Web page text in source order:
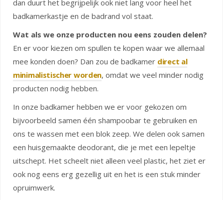
dan duurt het begrijpelijk ook niet lang voor heel het
badkamerkastje en de badrand vol staat.
Wat als we onze producten nou eens zouden delen?
En er voor kiezen om spullen te kopen waar we allemaal
mee konden doen? Dan zou de badkamer direct al
minimalistischer worden, omdat we veel minder nodig
producten nodig hebben.
In onze badkamer hebben we er voor gekozen om
bijvoorbeeld samen één shampoobar te gebruiken en
ons te wassen met een blok zeep. We delen ook samen
een huisgemaakte deodorant, die je met een lepeltje
uitschept. Het scheelt niet alleen veel plastic, het ziet er
ook nog eens erg gezellig uit en het is een stuk minder
opruimwerk.